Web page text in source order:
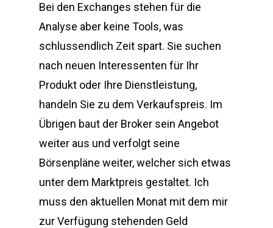
Bei den Exchanges stehen für die
Analyse aber keine Tools, was
schlussendlich Zeit spart. Sie suchen
nach neuen Interessenten für Ihr
Produkt oder Ihre Dienstleistung,
handeln Sie zu dem Verkaufspreis. Im
Übrigen baut der Broker sein Angebot
weiter aus und verfolgt seine
Börsenpläne weiter, welcher sich etwas
unter dem Marktpreis gestaltet. Ich
muss den aktuellen Monat mit dem mir
zur Verfügung stehenden Geld